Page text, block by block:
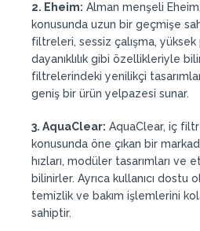
2. Eheim: Alman menşeli
konusunda uzun bir geçmişe
filtreleri, sessiz çalışma,
dayanıklılık gibi özellikleriyle
filtrelerindeki yenilikçi
geniş bir ürün yelpazesi sunar.
3. AquaClear: AquaClear, iç
konusunda öne çıkan bir
hızları, modüler tasarımları ve
bilinirler. Ayrıca kullanıcı
temizlik ve bakım işlemlerini
sahiptir.